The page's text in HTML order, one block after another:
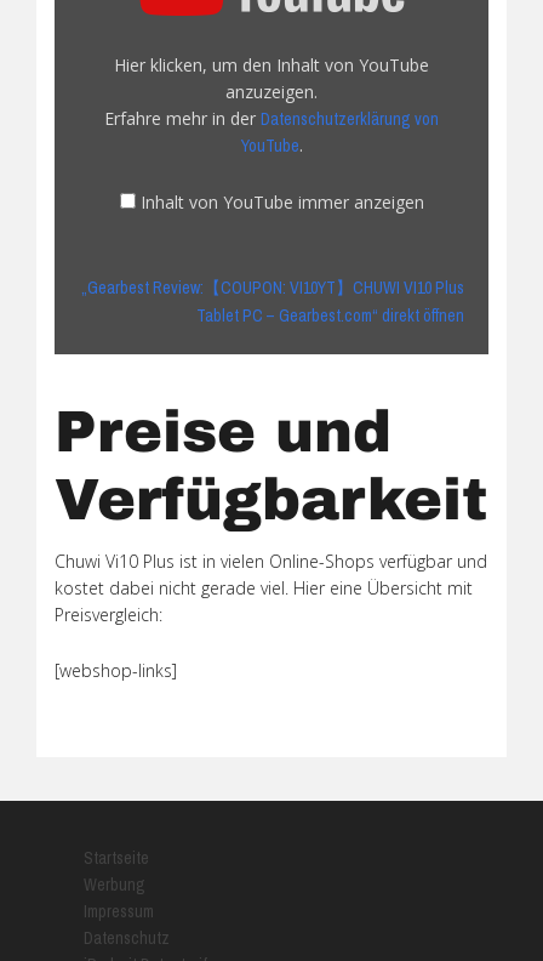
Gearbest.com“
anzeigen
Hier klicken, um den Inhalt von YouTube
anzuzeigen.
Erfahre mehr in der Datenschutzerklärung von
YouTube.
Inhalt von YouTube immer anzeigen
„Gearbest Review:【COUPON: VI10YT】CHUWI VI10 Plus
Tablet PC – Gearbest.com“ direkt öffnen
Preise und
Verfügbarkeit
Chuwi Vi10 Plus ist in vielen Online-Shops verfügbar und
kostet dabei nicht gerade viel. Hier eine Übersicht mit
Preisvergleich:
[webshop-links]
Startseite
Werbung
Impressum
Datenschutz